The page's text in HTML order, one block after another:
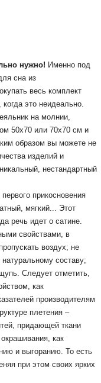
нужно! Именно под
сна из
весь комплект
это неидеально.
на молнии,
50х70 или 70х70 см и
образом вы можете не
изделий и
нестандартный
прикосновения
мягкий... Этот
речь идет о сатине.
свойствами, в
пропускать воздух; не
составу;
Следует отметить,
как
производителям
плетения –
придающей ткани
как
и выгоранию. То есть
при этом своих ярких